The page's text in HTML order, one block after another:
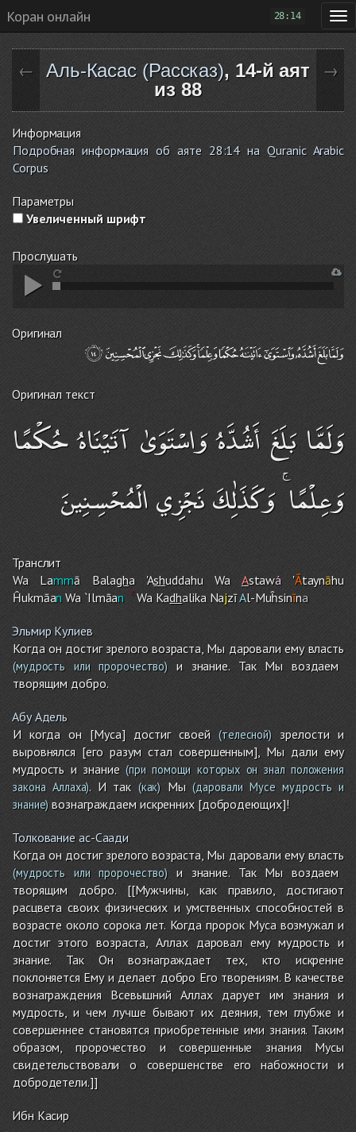
Коран онлайн 28:14
← Аль-Касас (Рассказ), 14-й аят
из 88
→
Информация
Подробная информация об аяте 28:14 на Quranic Arabic
Corpus
Параметры
Увеличенный шрифт
Прослушать
Оригинал
Оригинал текст
وَلَمَّا بَلَغَ أَشُدَّهُ وَاسْتَوَىٰ آتَيْنَاهُ حُكْمًا
وَعِلْمًا ۚ وَكَذَٰلِكَ نَجْزِي الْمُحْسِنِينَ
Транслит
Wa Lammā Balagha 'AshuddahuWa Astawá 'Ātaynāhu
Ĥukmāan Wa `Ilmāan Wa Kadhalika NajzīAl-Muĥsinīna
Эльмир Кулиев
Когда он достиг зрелого возраста, Мы даровали ему власть
(мудрость или пророчество) и знание. Так Мы воздаем
творящим добро.
Абу Адель
И когда он [Муса] достиг своей(телесной) зрелости и
выровнялся [его разум стал совершенным], Мы дали ему
мудрость и знание(при помощи которых он знал положения
закона Аллаха). И так (как) Мы(даровали Мусе мудрость и
знание) вознаграждаем искренних [добродеющих]!
Толкование ас-Саади
Когда он достиг зрелого возраста, Мы даровали ему власть
(мудрость или пророчество) и знание. Так Мы воздаем
творящим добро. [[Мужчины, как правило, достигают
расцвета своих физических и умственных способностей в
возрасте около сорока лет. Когда пророк Муса возмужал и
достиг этого возраста, Аллах даровал ему мудрость и
знание. Так Он вознаграждает тех, кто искренне
поклоняется Ему и делает добро Его творениям. В качестве
вознаграждения Всевышний Аллах дарует им знания и
мудрость, и чем лучше бывают их деяния, тем глубже и
совершеннее становятся приобретенные ими знания. Таким
образом, пророчество и совершенные знания Мусы
свидетельствовали о совершенстве его набожности и
добродетели.]]
Ибн Касир